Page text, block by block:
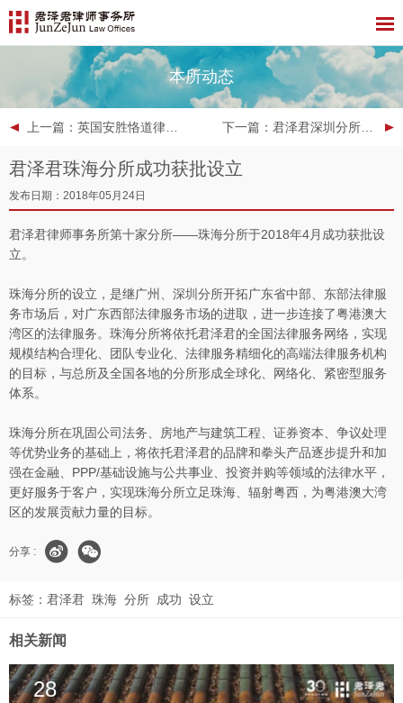
本所动态
上一篇 ：英国安胜恪道律师行亚太区负责人Bob Charlton先生一行到访君泽君深圳分所 下一篇 ：君泽君深圳分所以第一名成绩入选深圳中院管理人补充名册
君泽君珠海分所成功获批设立
发布日期：2018年05月24日
君泽君律师事务所第十家分所——珠海分所于2018年4月成功获批设
立。
珠海分所的设立，是继广州、深圳分所开拓广东省中部、东部法律服
务市场后，对广东西部法律服务市场的进取，进一步连接了粤港澳大
湾区的法律服务。珠海分所将依托君泽君的全国法律服务网络，实现
规模结构合理化、团队专业化、法律服务精细化的高端法律服务机构
的目标，与总所及全国各地的分所形成全球化、网络化、紧密型服务
体系。
珠海分所在巩固公司法务、房地产与建筑工程、证券资本、争议处理
等优势业务的基础上，将依托君泽君的品牌和拳头产品逐步提升和加
强在金融、PPP/基础设施与公共事业、投资并购等领域的法律水平，
更好服务于客户，实现珠海分所立足珠海、辐射粤西，为粤港澳大湾
区的发展贡献力量的目标。
分享 :
标签： 君泽君 珠海 分所 成功 设立
相关新闻
28